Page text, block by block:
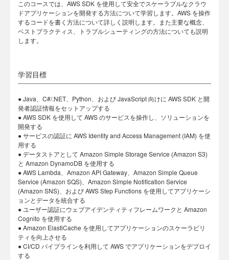
このコースでは、AWS SDK を使用して安全でスケーラブルなクラウ
ドアプリケーションを開発する方法について学習します。AWS を操作
するコードを書く方法について詳しく説明します。また主要な概念、
ベストプラクティス、トラブルシューティングの方法についても説明
します。
学習目標
● Java、C#/.NET、Python、および JavaScript 向けに AWS SDK と開
発者認証情報をセットアップする
● AWS SDK を使用して AWS のサービスを操作し、ソリューションを
開発する
● サービスの認証に AWS Identity and Access Management (IAM) を使
用する
● データストアとして Amazon Simple Storage Service (Amazon S3)
と Amazon DynamoDB を使用する
● AWS Lambda、Amazon API Gateway、Amazon Simple Queue
Service (Amazon SQS)、Amazon Simple Notification Service
(Amazon SNS)、および AWS Step Functions を使用してアプリケーシ
ョンとデータを統合する
● ユーザー認証にウェブアイデンティティフレームワークと Amazon
Cognito を使用する
● Amazon ElastiCache を使用してアプリケーションのスケーラビリ
ティを向上させる
● CI/CD パイプラインを利用して AWS でアプリケーションをデプロイ
する